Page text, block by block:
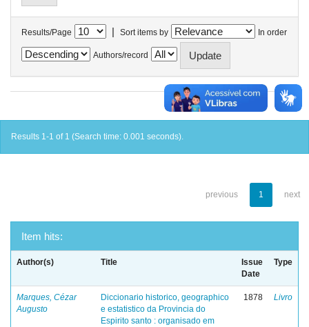
Results/Page | Sort items by In order
Authors/record
Results 1-1 of 1 (Search time: 0.001 seconds).
previous 1 next
Item hits:
Author(s) Title
Issue
Date
Type
Marques, Cézar
Augusto
Diccionario historico, geographico
e estatistico da Provincia do
Espirito santo : organisado em
1878 Livro